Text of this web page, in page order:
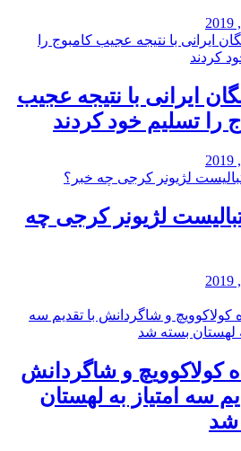
ایرانی با نتیجه عجیب
را تسلیم خود کردند
لژیونر کرجی چه
کولاکوویچ و شاگردانش
سه امتیاز به لهستان
شد